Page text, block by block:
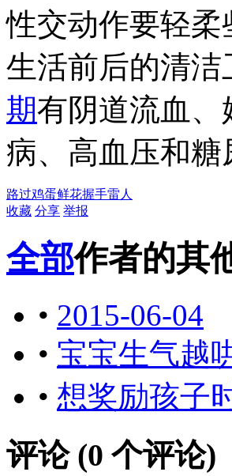
性交动作要轻
生活前后的清
期有阴道流血
病、高血压和糖
路过鸡蛋鲜花握手雷人
收藏 分享 举报
全部作者的其
• 2015-06-04
• 宝宝生气越
• 想奖励孩子
评论 (0 个评论)